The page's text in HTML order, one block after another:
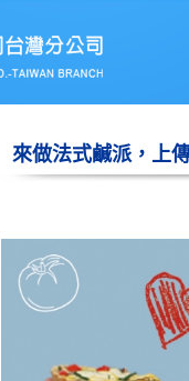
來做法式鹹派，上